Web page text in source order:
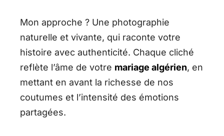
Mon approche ? Une photographie
naturelle et vivante, qui raconte votre
histoire avec authenticité. Chaque cliché
reflète l’âme de votre mariage algérien, en
mettant en avant la richesse de nos
coutumes et l’intensité des émotions
partagées.